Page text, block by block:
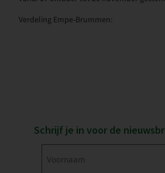
Verdeling Empe-Brummen:
Schrijf je in voor de
(Vereist)